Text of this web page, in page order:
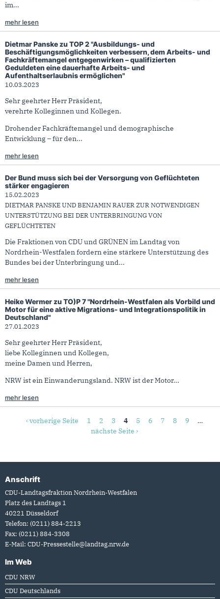
im...
mehr lesen
Dietmar Panske zu TOP 2 "Ausbildungs- und
Beschäftigungsmöglichkeiten verbessern, dem Arbeits- und
Fachkräftemangel entgegenwirken – qualifizierten
Geduldeten eine dauerhafte Arbeits- und
Aufenthaltserlaubnis ermöglichen"
10.03.2023
Sehr geehrter Herr Präsident,
verehrte Kolleginnen und Kollegen.
Drohender Fachkräftemangel und demographische
Entwicklung – für den...
mehr lesen
Der Bund muss sich bei der Versorgung von Geflüchteten
stärker engagieren
15.02.2023
DIETMAR PANSKE UND BENJAMIN RAUER ZUR NOTWENDIGEN
UNTERSTÜTZUNG BEI DER UNTERBRINGUNG VON
GEFLÜCHTETEN
Die Fraktionen von CDU und GRÜNEN im Landtag von
Nordrhein-Westfalen fordern eine stärkere Unterstützung des
Bundes bei der Unterbringung und...
mehr lesen
Heike Wermer zu TO)P 7 "Nordrhein-Westfalen als Vorbild und
Motor für eine aktive Migrations- und Integrationspolitik in
Deutschland"
27.01.2023
Sehr geehrter Herr Präsident,
liebe Kolleginnen und Kollegen,
meine Damen und Herren,
NRW ist ein Einwanderungsland. NRW ist der Motor...
mehr lesen
Seiten‹ vorherige Seite 1 2 3 4 5 6 7 8 9
…
nächste Seite ›
Fußbereich
Anschrift
CDU-Landtagsfraktion Nordrhein-Westfalen
Platz des Landtags 1
40221 Düsseldorf
Telefon: (0211) 884-2213
Fax: (0211) 884-3308
E-Mail: CDU-Pressestelle@landtag.nrw.de
Im Web
CDU NRW
CDU Deutschlands